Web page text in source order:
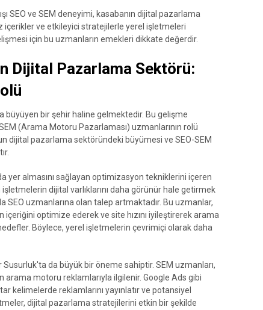
SEO ve SEM deneyimi, kasabanın dijital pazarlama
içerikler ve etkileyici stratejilerle yerel işletmeleri
için bu uzmanların emekleri dikkate değerdir.
Dijital Pazarlama Sektörü:
büyüyen bir şehir haline gelmektedir. Bu gelişme
(Arama Motoru Pazarlaması) uzmanlarının rolü
dijital pazarlama sektöründeki büyümesi ve SEO-SEM
yer almasını sağlayan optimizasyon tekniklerini içeren
dijital varlıklarını daha görünür hale getirmek
uzmanlarına olan talep artmaktadır. Bu uzmanlar,
optimize ederek ve site hızını iyileştirerek arama
Böylece, yerel işletmelerin çevrimiçi olarak daha
Susurluk'ta da büyük bir öneme sahiptir. SEM uzmanları,
motoru reklamlarıyla ilgilenir. Google Ads gibi
reklamlarını yayınlatır ve potansiyel
dijital pazarlama stratejilerini etkin bir şekilde